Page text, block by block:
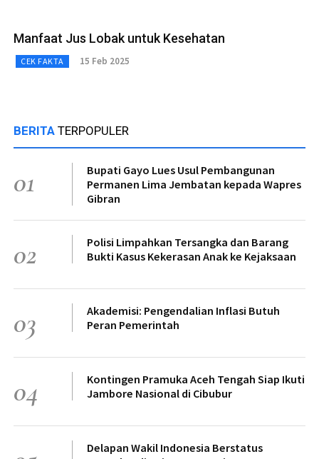
Manfaat Jus Lobak untuk Kesehatan
CEK FAKTA 15 Feb 2025
BERITA TERPOPULER
01
Bupati Gayo Lues Usul Pembangunan
Permanen Lima Jembatan kepada Wapres
Gibran
02
Polisi Limpahkan Tersangka dan Barang
Bukti Kasus Kekerasan Anak ke Kejaksaan
03
Akademisi: Pengendalian Inflasi Butuh
Peran Pemerintah
04
Kontingen Pramuka Aceh Tengah Siap Ikuti
Jambore Nasional di Cibubur
Delapan Wakil Indonesia Berstatus